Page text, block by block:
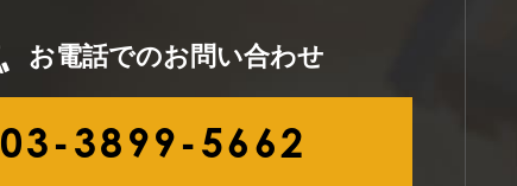
お電話でのお問い合わせ
03-3899-5662